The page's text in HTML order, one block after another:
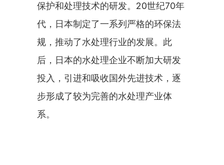
保护和处理技术的研发。20世纪70年
代，日本制定了一系列严格的环保法
规，推动了水处理行业的发展。此
后，日本的水处理企业不断加大研发
投入，引进和吸收国外先进技术，逐
步形成了较为完善的水处理产业体
系。